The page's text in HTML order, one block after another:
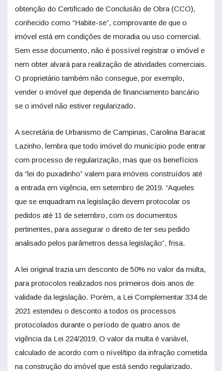
obtenção do Certificado de Conclusão de Obra (CCO),
conhecido como “Habite-se”, comprovante de que o
imóvel está em condições de moradia ou uso comercial.
Sem esse documento, não é possível registrar o imóvel e
nem obter alvará para realização de atividades comerciais.
O proprietário também não consegue, por exemplo,
vender o imóvel que dependa de financiamento bancário
se o imóvel não estiver regularizado.
A secretária de Urbanismo de Campinas, Carolina Baracat
Lazinho, lembra que todo imóvel do município pode entrar
com processo de regularização, mas que os benefícios
da “lei do puxadinho” valem para imóveis construídos até
a entrada em vigência, em setembro de 2019. “Aqueles
que se enquadram na legislação devem protocolar os
pedidos até 11 de setembro, com os documentos
pertinentes, para assegurar o direito de ter seu pedido
analisado pelos parâmetros dessa legislação”, frisa.
A lei original trazia um desconto de 50% no valor da multa,
para protocolos realizados nos primeiros dois anos de
validade da legislação. Porém, a Lei Complementar 334 de
2021 estendeu o desconto a todos os processos
protocolados durante o período de quatro anos de
vigência da Lei 224/2019. O valor da multa é variável,
calculado de acordo com o nível/tipo da infração cometida
na construção do imóvel que está sendo regularizado.